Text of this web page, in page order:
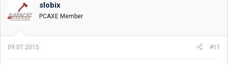
slobix
PCAXE Member
09.07.2015. #11